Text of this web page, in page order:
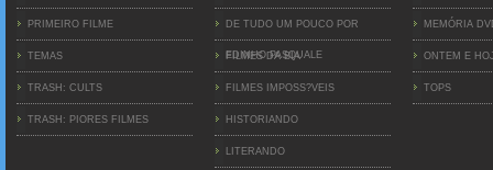
PRIMEIRO FILME
TEMAS
TRASH: CULTS
TRASH: PIORES FILMES
DE TUDO UM POUCO POR
EDINHO PASQUALE
FILMES DA BIA
FILMES IMPOSS?VEIS
HISTORIANDO
LITERANDO
MEMÓRIA
ONTEM E
TOPS